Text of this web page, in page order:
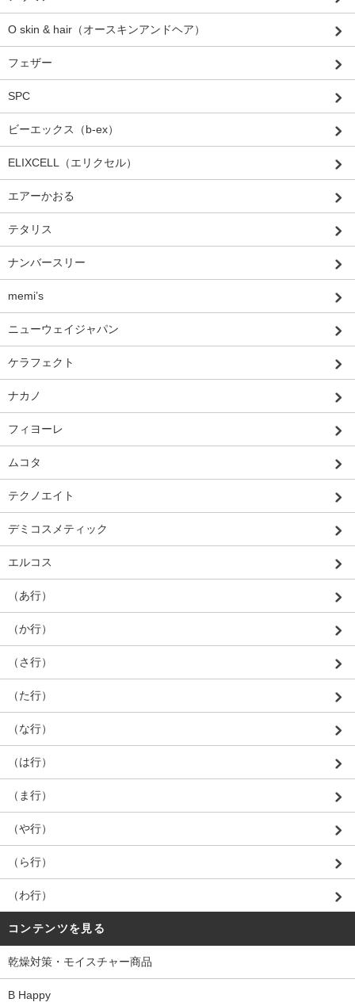
O skin & hair（オースキンアンドヘア）
フェザー
SPC
ビーエックス（b-ex）
ELIXCELL（エリクセル）
エアーかおる
テタリス
ナンバースリー
memi’s
ニューウェイジャパン
ケラフェクト
ナカノ
フィヨーレ
ムコタ
テクノエイト
デミコスメティック
エルコス
（あ行）
（か行）
（さ行）
（た行）
（な行）
（は行）
（ま行）
（や行）
（ら行）
（わ行）
コンテンツを見る
乾燥対策・モイスチャー商品
B Happy